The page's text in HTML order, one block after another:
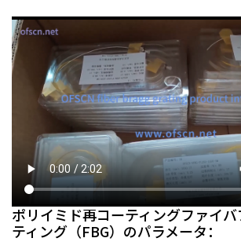
ポリイミド再コーティングファイ
ティング（FBG）のパラメータ：